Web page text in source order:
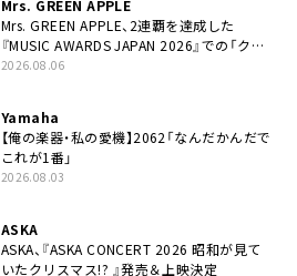
Mrs. GREEN APPLE
Mrs. GREEN APPLE、2連覇を達成した
『MUSIC AWARDS JAPAN 2026』での「クス
シキ」ライブパフォーマンスをYouTube公開
2026.08.06
Yamaha
【俺の楽器・私の愛機】2062「なんだかんだで
これが1番」
2026.08.03
ASKA
ASKA、『ASKA CONCERT 2026 昭和が見て
いたクリスマス!? 』発売＆上映決定